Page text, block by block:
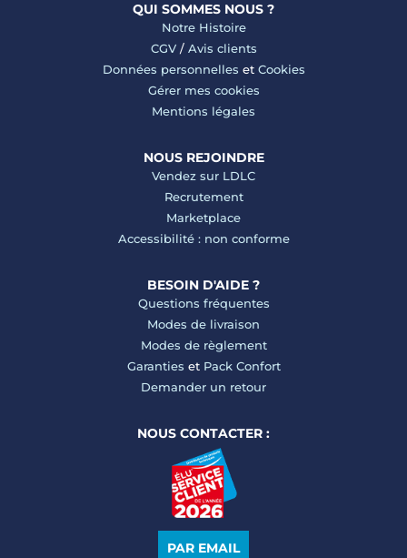
QUI SOMMES NOUS ?
Notre Histoire
CGV/ Avis clients
Données personnelles et Cookies
Gérer mes cookies
Mentions légales
NOUS REJOINDRE
Vendez sur LDLC
Recrutement
Marketplace
Accessibilité : non conforme
BESOIN D'AIDE ?
Questions fréquentes
Modes de livraison
Modes de règlement
Garanties et Pack Confort
Demander un retour
NOUS CONTACTER :
PAR EMAIL